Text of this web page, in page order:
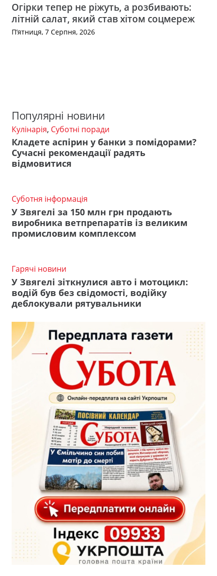
Огірки тепер не ріжуть, а розбивають:
літній салат, який став хітом соцмереж
П’ятниця, 7 Серпня, 2026
Популярні новини
Кулінарія, Суботні поради
Кладете аспірин у банки з помідорами?
Сучасні рекомендації радять
відмовитися
Суботня інформація
У Звягелі за 150 млн грн продають
виробника ветпрепаратів із великим
промисловим комплексом
Гарячі новини
У Звягелі зіткнулися авто і мотоцикл:
водій був без свідомості, водійку
деблокували рятувальники